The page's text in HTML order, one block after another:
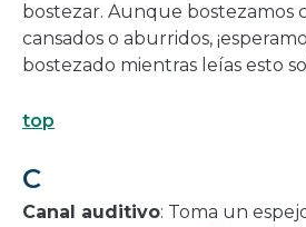
bostezar. Aunque bostezamos
cansados ​​o aburridos,
bostezado mientras leías esto
top
C
Canal auditivo: Toma un